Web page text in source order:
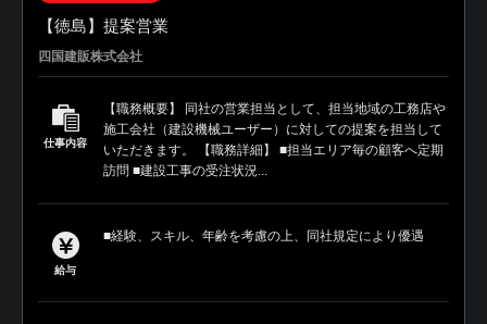
【徳島】提案営業
四国建販株式会社
仕事内容
【職務概要】 同社の営業担当として、担当地域の工務店や
施工会社（建設機械ユーザー）に対しての提案を担当して
いただきます。 【職務詳細】 ■担当エリア毎の顧客へ定期
訪問 ■建設工事の受注状況...
給与
■経験、スキル、年齢を考慮の上、同社規定により優遇